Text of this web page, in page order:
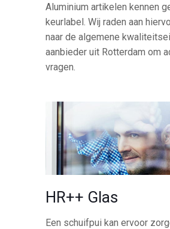
Aluminium artikelen kennen
keurlabel. Wij raden aan
naar de algemene
aanbieder uit Rotterdam om
vragen.
HR++ Glas
Een schuifpui kan ervoor